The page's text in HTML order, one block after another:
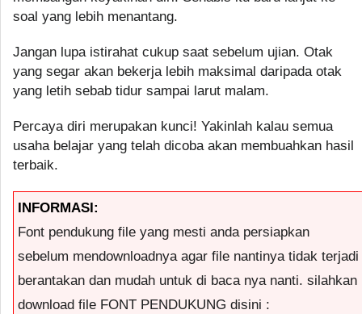
soal yang lebih menantang.
Jangan lupa istirahat cukup saat sebelum ujian. Otak
yang segar akan bekerja lebih maksimal daripada otak
yang letih sebab tidur sampai larut malam.
Percaya diri merupakan kunci! Yakinlah kalau semua
usaha belajar yang telah dicoba akan membuahkan hasil
terbaik.
INFORMASI:
Font pendukung file yang mesti anda persiapkan
sebelum mendownloadnya agar file nantinya tidak terjadi
berantakan dan mudah untuk di baca nya nanti. silahkan
download file FONT PENDUKUNG disini :